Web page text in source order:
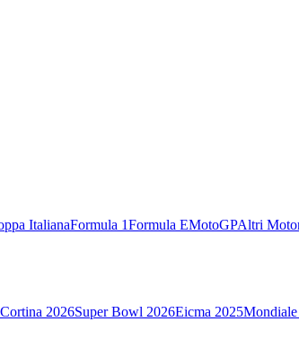
ItalianaFormula 1Formula EMotoGPAltri
2026Super Bowl 2026Eicma 2025